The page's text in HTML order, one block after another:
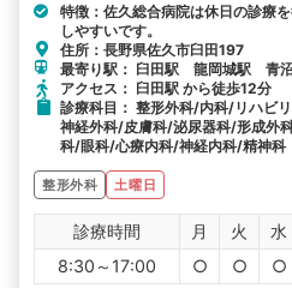
特徴：佐久総合病院は休日の診療
しやすいです。
住所：長野県佐久市臼田197
最寄り駅： 臼田駅 龍岡城駅 青
アクセス： 臼田駅 から徒歩12分
診療科目： 整形外科/内科/リハビ
神経外科/皮膚科/泌尿器科/形成外
科/眼科/心療内科/神経内科/精神科
整形外科 土曜日
診療時間 月 火 水
8:30～17:00
○ ○ ○